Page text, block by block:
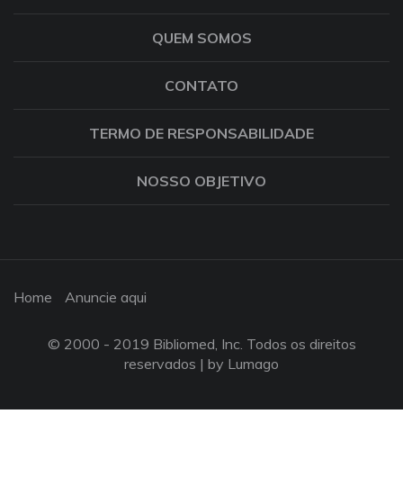
QUEM SOMOS
CONTATO
TERMO DE RESPONSABILIDADE
NOSSO OBJETIVO
Home Anuncie aqui
© 2000 - 2019 Bibliomed, Inc. Todos os direitos
reservados | by Lumago